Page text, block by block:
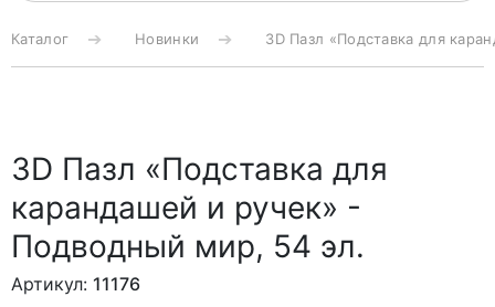
Каталог Новинки 3D Пазл «Подставка для
3D Пазл «Подставка для
карандашей и ручек» -
Подводный мир, 54 эл.
Артикул: 11176